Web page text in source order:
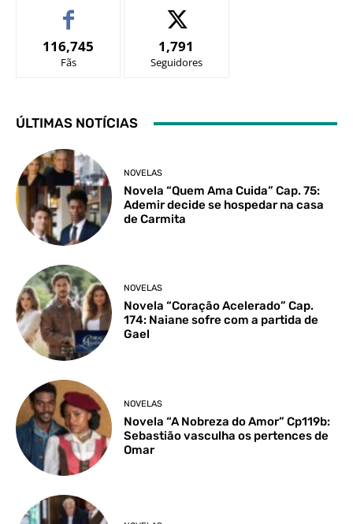
116,745
Fãs
1,791
Seguidores
ÚLTIMAS NOTÍCIAS
NOVELAS
Novela “Quem Ama Cuida” Cap. 75:
Ademir decide se hospedar na casa
de Carmita
NOVELAS
Novela “Coração Acelerado” Cap.
174: Naiane sofre com a partida de
Gael
NOVELAS
Novela “A Nobreza do Amor” Cp119b:
Sebastião vasculha os pertences de
Omar